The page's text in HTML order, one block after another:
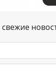
свежие